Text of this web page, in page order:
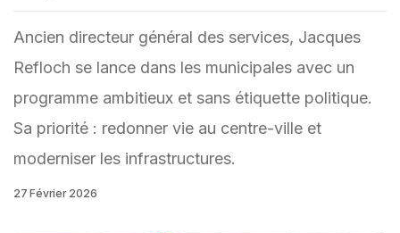
Ancien directeur général des services, Jacques
Refloch se lance dans les municipales avec un
programme ambitieux et sans étiquette politique.
Sa priorité : redonner vie au centre-ville et
moderniser les infrastructures.
27 Février 2026